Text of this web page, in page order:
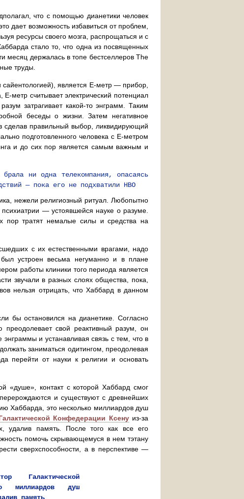
что с помощью дианетики человек
дает возможность избавиться от проблем,
ресурсы своего мозга, распрощаться и с
стало то, что одна из посвященных
месяц держалась в топе бестселлеров The
труды.
является Е-метр — прибор,
метр считывает электрический потенциал
затрагивает какой-то энграмм. Таким
беседы о жизни. Затем негативное
сделав правильный выбор, ликвидирующий
подготовленного человека с Е-метром
и до сих пор является самым важным и
ни одна телекомпания, опасаясь
— пока его не подхватили HBO
нежели религиозный ритуал. Любопытно
— устоявшейся науке о разуме.
пор тратят немалые силы и средства на
с их естественными врагами, надо
был устроен весьма негуманно и в плане
работы клиники того периода является
звучали в разных слоях общества, пока,
нельзя отрицать, что Хаббард в данном
бы остановился на дианетике. Согласно
преодолевает свой реактивный разум, он
и устанавливая связь с тем, что в
заниматься одитингом, преодолевая
перейти от науки к религии и основать
«душе», контакт с которой Хаббард смог
и существуют с древнейших
Хаббарда, это несколько миллиардов душ
Конфедерации Ксенуиз-за
удалив память. После того как все его
помочь скрывающемуся в нем тэтану
сверхспособности, а в перспективе —
Галактической
миллиардов душ